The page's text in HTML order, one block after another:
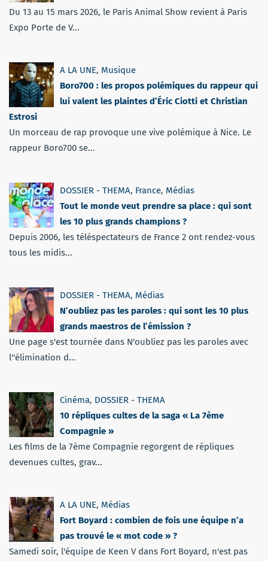
Du 13 au 15 mars 2026, le Paris Animal Show revient à Paris
Expo Porte de V...
A LA UNE, Musique
Boro700 : les propos polémiques du rappeur qui
lui valent les plaintes d’Éric Ciotti et Christian
Estrosi
Un morceau de rap provoque une vive polémique à Nice. Le
rappeur Boro700 se...
DOSSIER - THEMA, France, Médias
Tout le monde veut prendre sa place : qui sont
les 10 plus grands champions ?
Depuis 2006, les téléspectateurs de France 2 ont rendez-vous
tous les midis...
DOSSIER - THEMA, Médias
N’oubliez pas les paroles : qui sont les 10 plus
grands maestros de l’émission ?
Une page s'est tournée dans N'oubliez pas les paroles avec
l''élimination d...
Cinéma, DOSSIER - THEMA
10 répliques cultes de la saga « La 7ème
Compagnie »
Les films de la 7ème Compagnie regorgent de répliques
devenues cultes, grav...
A LA UNE, Médias
Fort Boyard : combien de fois une équipe n’a
pas trouvé le « mot code » ?
Samedi soir, l'équipe de Keen V dans Fort Boyard, n'est pas